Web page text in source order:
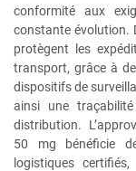
conformité aux
constante évolution.
protègent les
transport, grâce à
dispositifs de
ainsi une
distribution.
50 mg bénéficie
logistiques